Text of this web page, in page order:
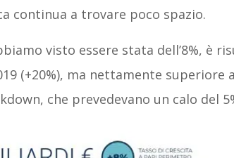
continua a trovare poco spazio.
visto essere stata dell’8%, è
(+20%), ma nettamente superiore
che prevedevano un calo del